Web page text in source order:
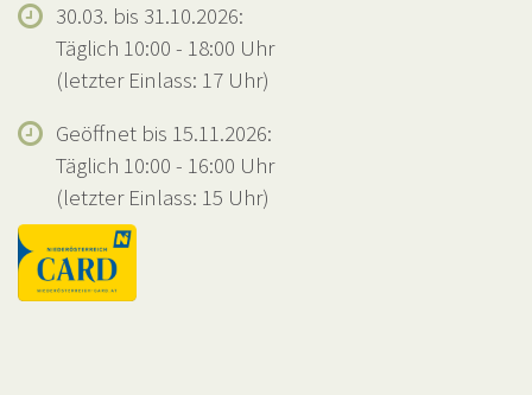
30.03. bis 31.10.2026:
Täglich 10:00 - 18:00 Uhr
(letzter Einlass: 17 Uhr)
Geöffnet bis 15.11.2026:
Täglich 10:00 - 16:00 Uhr
(letzter Einlass: 15 Uhr)